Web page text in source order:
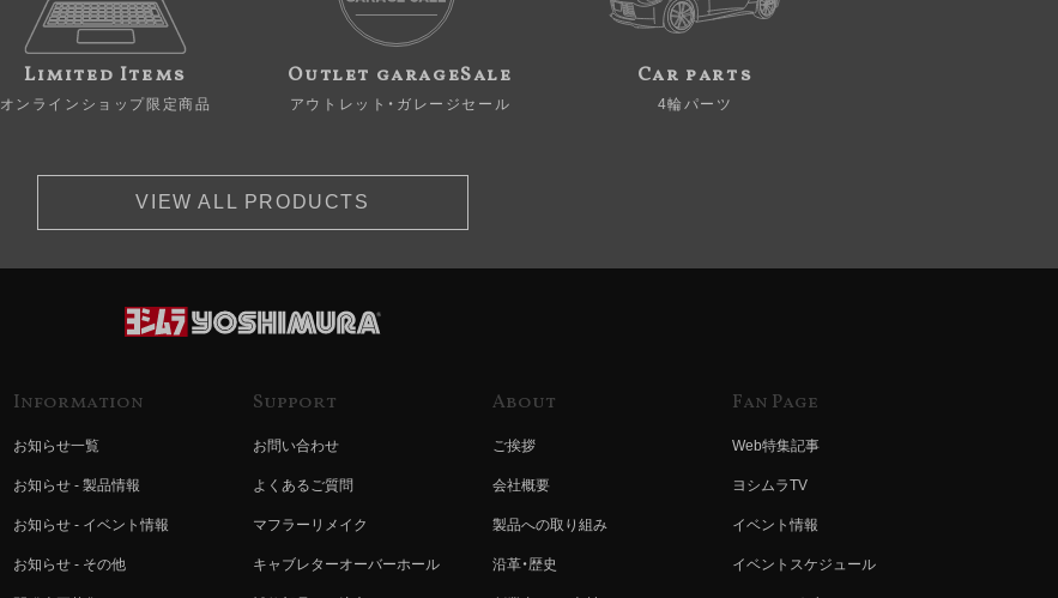
Limited Items
オンラインショップ限定商品
Outlet garageSale
アウトレット・ガレージセール
Car parts
4輪パーツ
VIEW ALL PRODUCTS
Information
お知らせ一覧
お知らせ - 製品情報
お知らせ - イベント情報
お知らせ - その他
Support
お問い合わせ
よくあるご質問
マフラーリメイク
キャブレターオーバーホール
About
ご挨拶
会社概要
製品への取り組み
沿革・歴史
Fan Page
Web特集記事
ヨシムラTV
イベント情報
イベントスケジュール